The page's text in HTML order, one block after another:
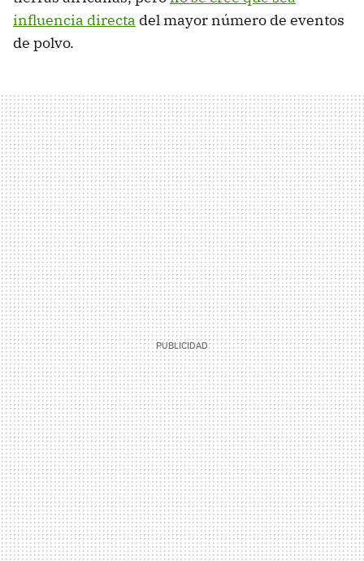
influencia directa del mayor número de eventos
de polvo.